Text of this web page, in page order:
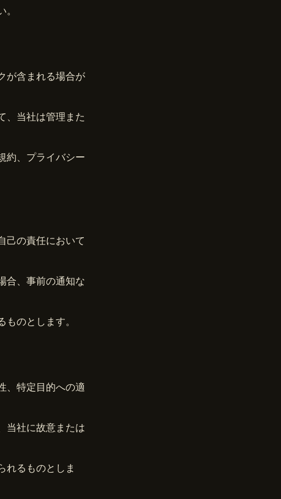
が含まれる場合が
、当社は管理また
約、プライバシー
己の責任において
合、事前の通知な
のとします。
、特定目的への適
当社に故意または
れるものとしま